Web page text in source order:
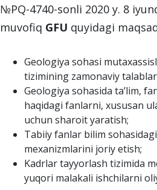
№PQ-4740-sonli 2020 y. 8
muvofiq GFU quyidagi
Geologiya sohasi
tizimining zamonaviy
Geologiya sohasida taʼlim,
haqidagi fanlarni, xususan
uchun sharoit yaratish;
Tabiiy fanlar bilim
mexanizmlarini joriy etish;
Kadrlar tayyorlash tizimida
yuqori malakali ishchilarni